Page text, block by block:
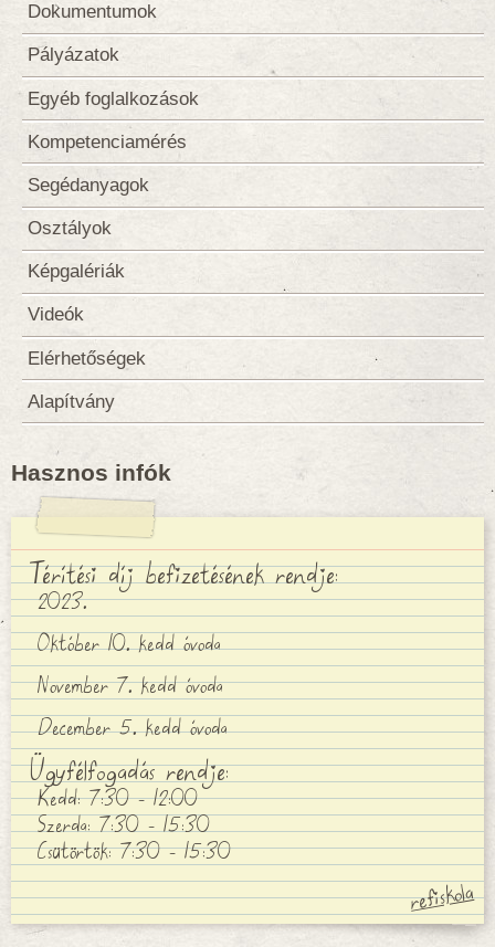
Dokumentumok
Pályázatok
Egyéb foglalkozások
Kompetenciamérés
Segédanyagok
Osztályok
Képgalériák
Videók
Elérhetőségek
Alapítvány
Hasznos infók
Térítési díj befizetésének rendje:
2023.
Október 10. kedd óvoda
November 7. kedd óvoda
December 5. kedd óvoda
Ügyfélfogadás rendje:
Kedd: 7:30 - 12:00
Szerda: 7:30 - 15:30
Csütörtök: 7:30 - 15:30